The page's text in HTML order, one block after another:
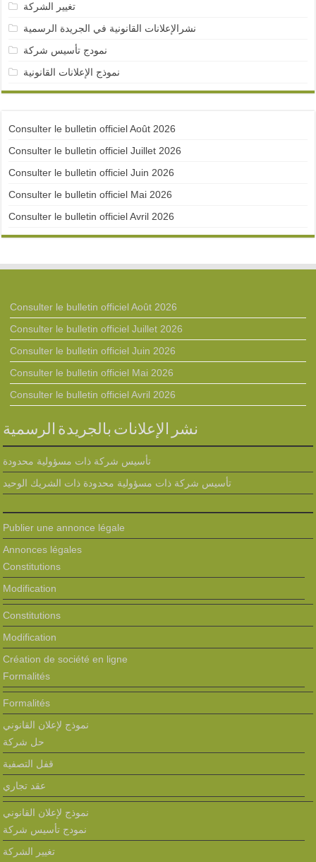
تغيير الشركة
نشرالإعلانات القانونية في الجريدة الرسمية
نمودج تأسيس شركة
نموذج الإعلانات القانونية
Consulter le bulletin officiel Août 2026
Consulter le bulletin officiel Juillet 2026
Consulter le bulletin officiel Juin 2026
Consulter le bulletin officiel Mai 2026
Consulter le bulletin officiel Avril 2026
Consulter le bulletin officiel Août 2026
Consulter le bulletin officiel Juillet 2026
Consulter le bulletin officiel Juin 2026
Consulter le bulletin officiel Mai 2026
Consulter le bulletin officiel Avril 2026
نشر الإعلانات بالجريدة الرسمية
تأسيس شركة ذات مسؤولية محدودة
تأسيس شركة ذات مسؤولية محدودة ذات الشريك الوحيد
Publier une annonce légale
Annonces légales
Constitutions
Modification
Constitutions
Modification
Création de société en ligne
Formalités
Formalités
نموذج لإعلان القانوني
حل شركة
قفل التصفية
عقد تجاري
نموذج لإعلان القانوني
نمودج تأسيس شركة
تغيير الشركة